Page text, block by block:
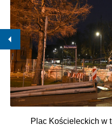
Plac Kościeleckich w